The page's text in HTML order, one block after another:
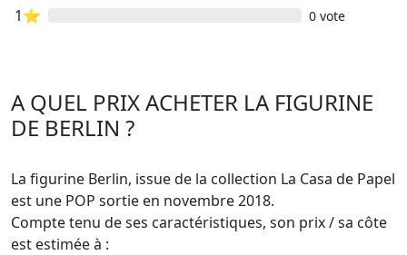
1⭐ 0 vote
A QUEL PRIX ACHETER LA FIGURINE
DE BERLIN ?
La figurine Berlin, issue de la collection La Casa de Papel
est une POP sortie en novembre 2018.
Compte tenu de ses caractéristiques, son prix / sa côte
est estimée à :